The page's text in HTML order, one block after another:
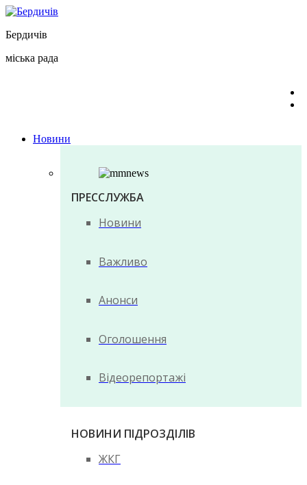
Перейти
вмісту
Бердичів
міська рада
Новини
ПРЕССЛУЖБА
Новини
Важливо
Анонси
Оголошення
Відеорепортажі
НОВИНИ ПІДРОЗДІЛІВ
ЖКГ